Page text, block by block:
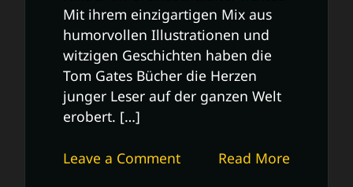
Mit ihrem einzigartigen Mix aus
humorvollen Illustrationen und
witzigen Geschichten haben die
Tom Gates Bücher die Herzen
junger Leser auf der ganzen Welt
erobert. […]
Read More
Leave a Commenton